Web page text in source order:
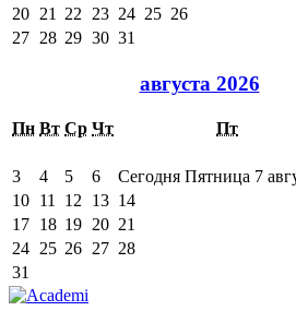
20 21 22 23 24 25 26
27 28 29 30 31
августа 2026
Пн Вт Ср Чт Пт
3
4 5 6 Сегодня Пятница 7
10 11 12 13 14
17 18 19 20 21
24 25 26 27 28
31